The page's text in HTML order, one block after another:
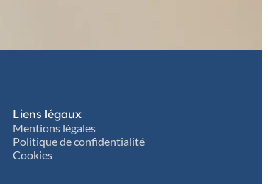
Liens légaux
Mentions légales
Politique de confidentialité
Cookies